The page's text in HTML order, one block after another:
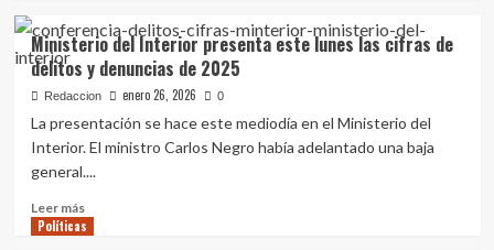
INAU
y
Mides
por
con
menores
Ministros,
subsecretarios
y
presidentes
estatales:
las
que
viajan
Ministerio del Interior presenta este lunes las cifras de
delitos y denuncias de 2025
Redaccion enero 26, 2026 0
La presentación se hace este mediodía en el Ministerio del
Interior. El ministro Carlos Negro había adelantado una baja
general....
Leer másLeer
más
Políticas